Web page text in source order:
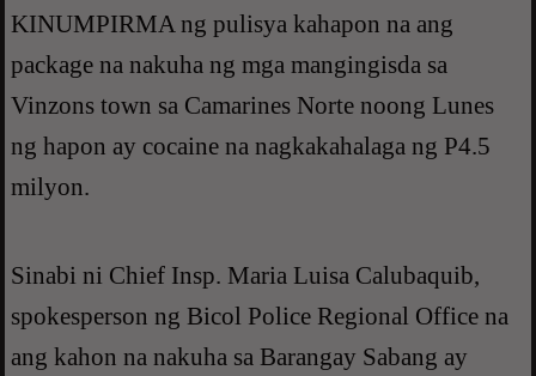
KINUMPIRMA ng pulisya kahapon na ang
package na nakuha ng mga mangingisda sa
Vinzons town sa Camarines Norte noong Lunes
ng hapon ay cocaine na nagkakahalaga ng P4.5
milyon.
Sinabi ni Chief Insp. Maria Luisa Calubaquib,
spokesperson ng Bicol Police Regional Office na
ang kahon na nakuha sa Barangay Sabang ay